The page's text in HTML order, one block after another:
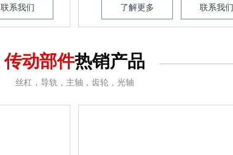
联系我们 了解更多 联系我们
传动部件热销产品
丝杠，导轨，主轴，齿轮，光轴